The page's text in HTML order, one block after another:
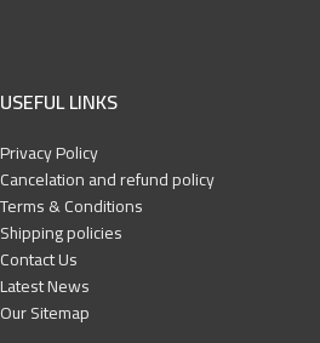
USEFUL LINKS
Privacy Policy
Cancelation and refund policy
Terms & Conditions
Shipping policies
Contact Us
Latest News
Our Sitemap